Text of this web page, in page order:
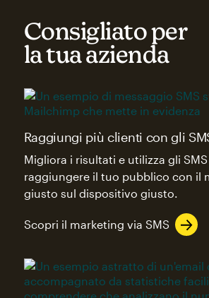
Consigliato per
la tua azienda
Raggiungi più clienti con gli
Migliora i risultati e utilizza gli
raggiungere il tuo pubblico con il
giusto sul dispositivo giusto.
Scopri il marketing via SMS